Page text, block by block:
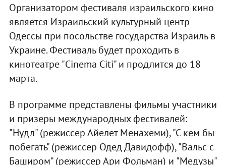
Организатором фестиваля израильского кино
является Израильский культурный центр
Одессы при посольстве государства Израиль в
Украине. Фестиваль будет проходить в
кинотеатре "Cinema Сiti" и продлится до 18
марта.
В программе представлены фильмы участники
и призеры международных фестивалей:
"Нудл" (режиссер Айелет Менахеми), "С кем бы
побегать" (режиссeр Одед Давидофф), "Вальс с
Баширом" (режиссер Ари Фольман) и "Медузы"